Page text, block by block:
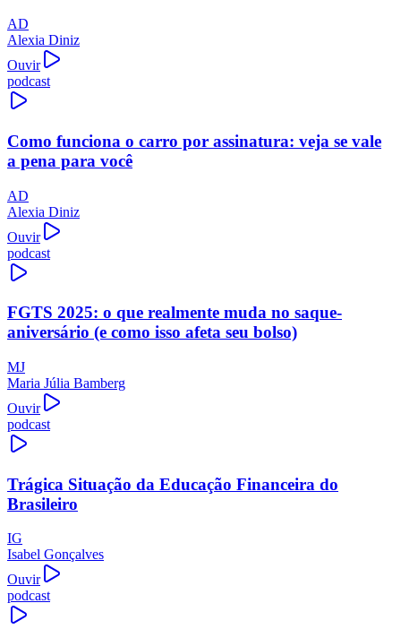
AD
Alexia Diniz
Ouvir
podcast
Como funciona o carro por assinatura: veja se vale
a pena para você
AD
Alexia Diniz
Ouvir
podcast
FGTS 2025: o que realmente muda no saque-
aniversário (e como isso afeta seu bolso)
MJ
Maria Júlia Bamberg
Ouvir
podcast
Trágica Situação da Educação Financeira do
Brasileiro
IG
Isabel Gonçalves
Ouvir
podcast